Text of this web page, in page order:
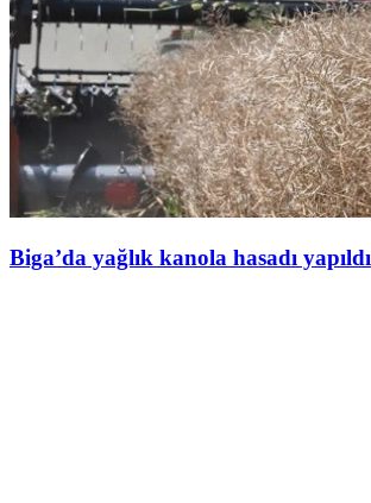
Biga’da yağlık kanola hasadı yapıldı